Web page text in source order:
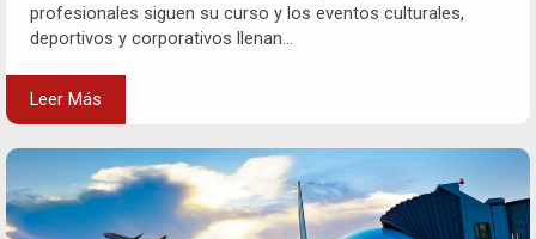
profesionales siguen su curso y los eventos culturales,
deportivos y corporativos llenan...
Leer Más